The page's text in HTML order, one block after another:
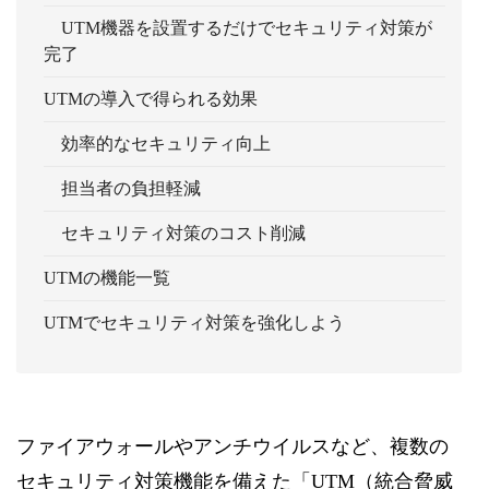
UTM機器を設置するだけでセキュリティ対策が
完了
UTMの導入で得られる効果
効率的なセキュリティ向上
担当者の負担軽減
セキュリティ対策のコスト削減
UTMの機能一覧
UTMでセキュリティ対策を強化しよう
ファイアウォールやアンチウイルスなど、複数の
セキュリティ対策機能を備えた「UTM（統合脅威